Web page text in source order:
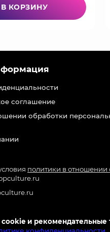
В КОРЗИНУ
и рекомендательные
соглашение
обработки
политики в